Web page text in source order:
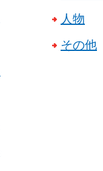
人物
その他